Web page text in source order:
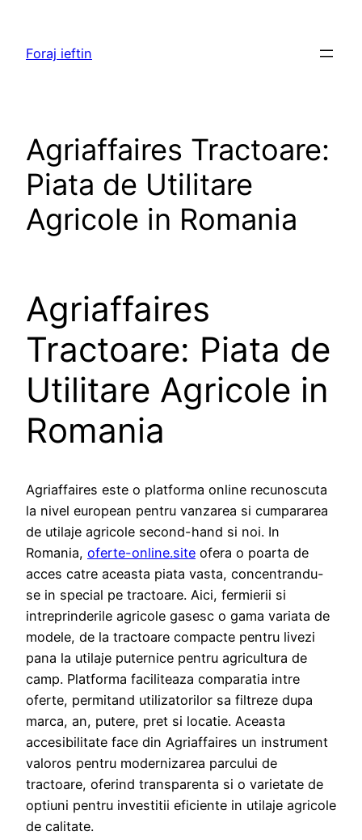
content
Foraj ieftin
Agriaffaires Tractoare:
Piata de Utilitare
Agricole in Romania
Agriaffaires
Tractoare: Piata de
Utilitare Agricole in
Romania
Agriaffaires este o platforma online recunoscuta
la nivel european pentru vanzarea si cumpararea
de utilaje agricole second-hand si noi. In
Romania, oferte-online.site ofera o poarta de
acces catre aceasta piata vasta, concentrandu-
se in special pe tractoare. Aici, fermierii si
intreprinderile agricole gasesc o gama variata de
modele, de la tractoare compacte pentru livezi
pana la utilaje puternice pentru agricultura de
camp. Platforma faciliteaza comparatia intre
oferte, permitand utilizatorilor sa filtreze dupa
marca, an, putere, pret si locatie. Aceasta
accesibilitate face din Agriaffaires un instrument
valoros pentru modernizarea parcului de
tractoare, oferind transparenta si o varietate de
optiuni pentru investitii eficiente in utilaje agricole
de calitate.